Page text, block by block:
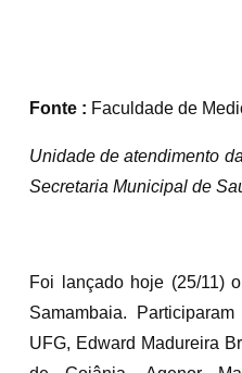
Fonte : Faculdade de
Unidade de atendimento
Secretaria Municipal de
Foi lançado hoje (25/11)
Samambaia.
UFG, Edward Madureira